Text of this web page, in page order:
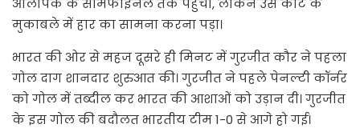
ओलंपिक के सेमिफाइनल तक पहुंची, लेकिन उसे कांटे के
मुकाबले में हार का सामना करना पड़ा।
भारत की ओर से महज दूसरे ही मिनट में गुरजीत कौर ने पहला
गोल दाग शानदार शुरुआत की। गुरजीत ने पहले पेनल्टी कॉर्नर
को गोल में तब्दील कर भारत की आशाओं को उड़ान दी। गुरजीत
के इस गोल की बदौलत भारतीय टीम 1-0 से आगे हो गई।